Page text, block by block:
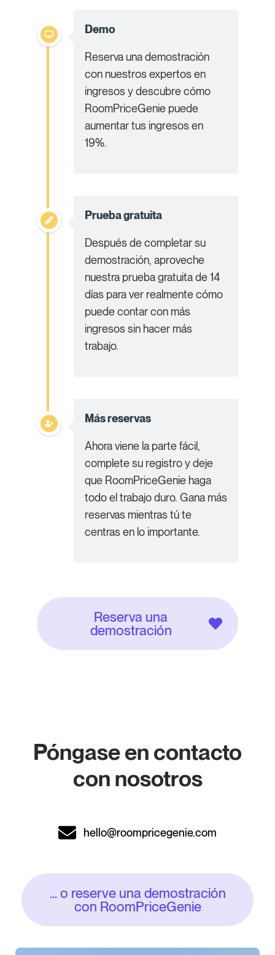
Demo
Reserva una demostración
con nuestros expertos en
ingresos y descubre cómo
RoomPriceGenie puede
aumentar tus ingresos en
19%.
Prueba gratuita
Después de completar su
demostración, aproveche
nuestra prueba gratuita de 14
días para ver realmente cómo
puede contar con más
ingresos sin hacer más
trabajo.
Más reservas
Ahora viene la parte fácil,
complete su registro y deje
que RoomPriceGenie haga
todo el trabajo duro. Gana más
reservas mientras tú te
centras en lo importante.
Reserva una
demostración
Póngase en contacto
con nosotros
hello@roompricegenie.com
... o reserve una demostración
con RoomPriceGenie